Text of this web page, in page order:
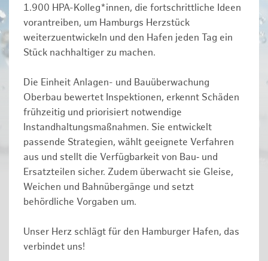
1.900 HPA-Kolleg*innen, die fortschrittliche Ideen
vorantreiben, um Hamburgs Herzstück
weiterzuentwickeln und den Hafen jeden Tag ein
Stück nachhaltiger zu machen.
Die Einheit Anlagen- und Bauüberwachung
Oberbau bewertet Inspektionen, erkennt Schäden
frühzeitig und priorisiert notwendige
Instandhaltungsmaßnahmen. Sie entwickelt
passende Strategien, wählt geeignete Verfahren
aus und stellt die Verfügbarkeit von Bau‑ und
Ersatzteilen sicher. Zudem überwacht sie Gleise,
Weichen und Bahnübergänge und setzt
behördliche Vorgaben um.
Unser Herz schlägt für den Hamburger Hafen, das
verbindet uns!